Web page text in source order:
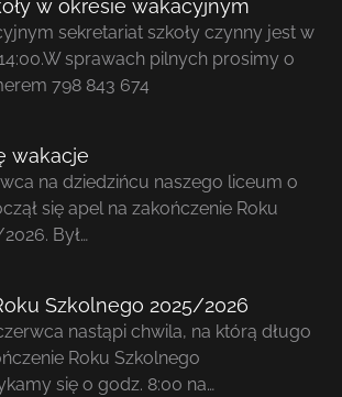
w okresie wakacyjnym
sekretariat szkoły czynny jest w
sprawach pilnych prosimy o
798 843 674
wakacje
na dziedzińcu naszego liceum o
się apel na zakończenie Roku
Był…
Szkolnego 2025/2026
nastąpi chwila, na którą długo
Roku Szkolnego
się o godz. 8:00 na…